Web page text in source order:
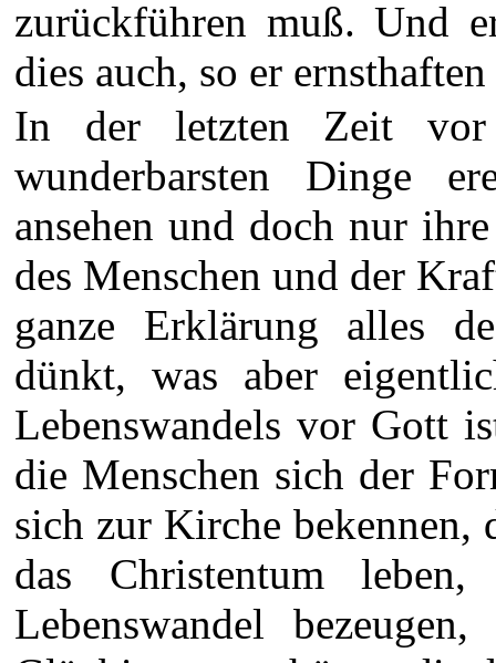
zurückführen muß. Und
dies auch, so er
In der letzten Zeit
wunderbarsten Dinge
ansehen und doch nur
des Menschen und der
ganze Erklärung alles
dünkt, was aber
Lebenswandels vor Gott
die Menschen sich der
sich zur Kirche bekennen,
das Christentum
Lebenswandel